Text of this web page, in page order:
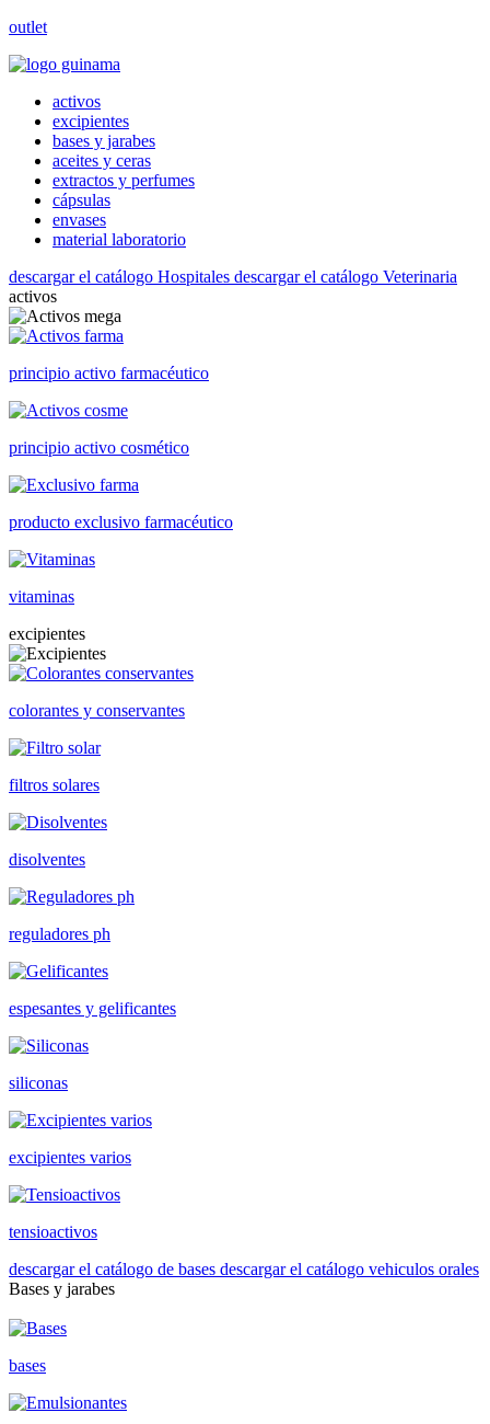
outlet
activos
excipientes
bases y jarabes
aceites y ceras
extractos y perfumes
cápsulas
envases
material laboratorio
descargar el catálogo Hospitales descargar el catálogo Veterinaria
activos
principio activo farmacéutico
principio activo cosmético
producto exclusivo farmacéutico
vitaminas
excipientes
colorantes y conservantes
filtros solares
disolventes
reguladores ph
espesantes y gelificantes
siliconas
excipientes varios
tensioactivos
descargar el catálogo de bases descargar el catálogo vehiculos orales
Bases y jarabes
bases